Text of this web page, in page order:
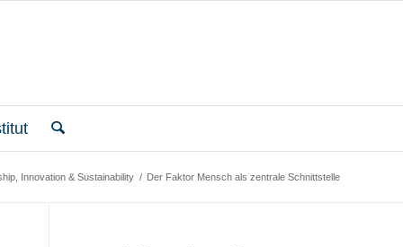
Innovation & Sustainability / Der Faktor Mensch als zentrale Schnittstelle